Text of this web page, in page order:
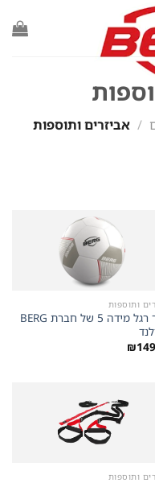
/ אביזרים ותוספות
ותוספות
כדור רגל מידה 5 של חברת BERG
₪
ותוספות